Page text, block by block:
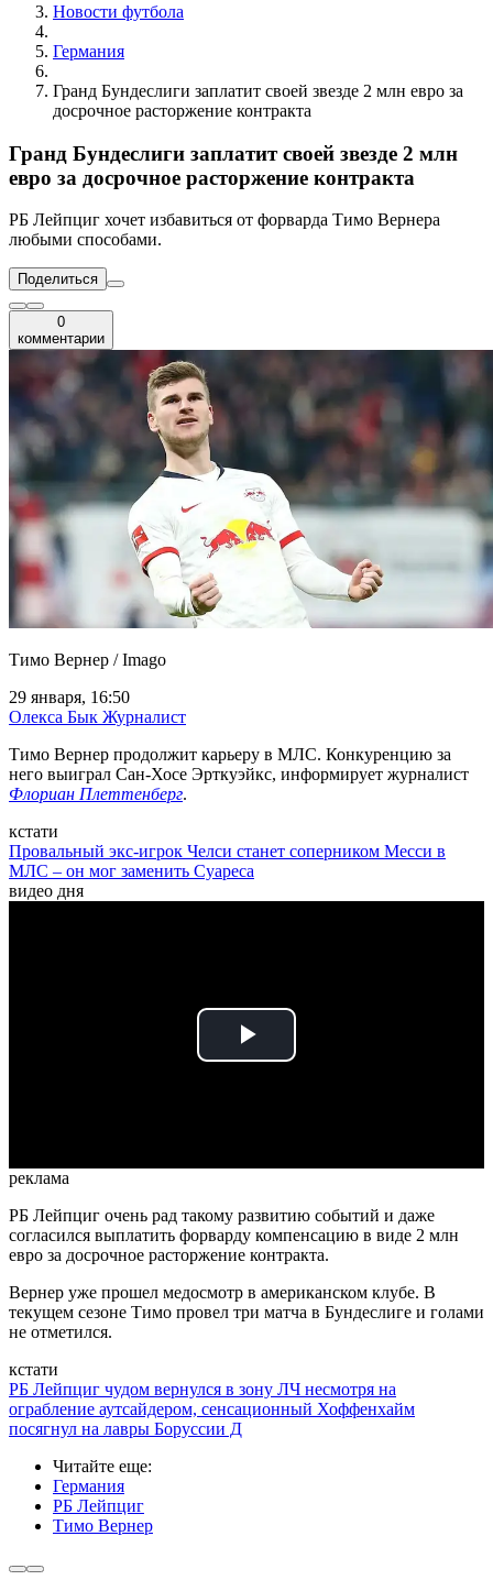
Новости футбола
Германия
Гранд Бундеслиги заплатит своей звезде 2 млн евро за
досрочное расторжение контракта
Гранд Бундеслиги заплатит своей звезде 2 млн
евро за досрочное расторжение контракта
РБ Лейпциг хочет избавиться от форварда Тимо Вернера
любыми способами.
Поделиться
0
комментарии
Тимо Вернер / Imago
29 января, 16:50
Олекса Бык Журналист
Тимо Вернер продолжит карьеру в МЛС. Конкуренцию за
него выиграл Сан-Хосе Эрткуэйкс, информирует журналист
Флориан Плеттенберг.
кстати
Провальный экс-игрок Челси станет соперником Месси в
МЛС – он мог заменить Суареса
видео дня
Play
реклама
РБ Лейпциг очень рад такому развитию событий и даже
согласился выплатить форварду компенсацию в виде 2 млн
евро за досрочное расторжение контракта.
Вернер уже прошел медосмотр в американском клубе. В
текущем сезоне Тимо провел три матча в Бундеслиге и голами
не отметился.
кстати
РБ Лейпциг чудом вернулся в зону ЛЧ несмотря на
ограбление аутсайдером, сенсационный Хоффенхайм
посягнул на лавры Боруссии Д
Читайте еще:
Германия
РБ Лейпциг
Тимо Вернер